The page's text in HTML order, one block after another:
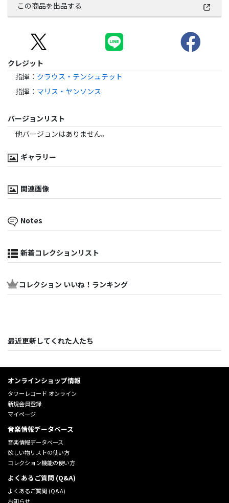
この商品を出品する
クレジット
指揮 ： クラウス・テンシュテット
指揮 ： マリス・ヤンソンス
バージョンリスト
他バージョンはありません。
ギャラリー
関連画像
Notes
新着コレクションリスト
コレクション いいね！ランキング
最近更新してくれた人たち
オンラインショップ情報
タワーレコード オンライン
新規会員登録
マイページ
音楽情報データベース
音楽情報データベース
欲しい物リストの使い方
コレクション機能の使い方
よくあるご質問 (Q&A)
よくあるご質問 (Q&A)
お知らせ